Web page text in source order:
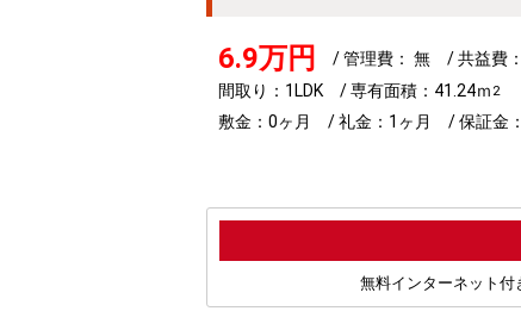
6.9万円 / 管理費： 無 / 共益費
間取り：1LDK / 専有面積：41.24ｍ 2
敷金：0ヶ月 / 礼金：1ヶ月 / 保証金
無料インターネット付